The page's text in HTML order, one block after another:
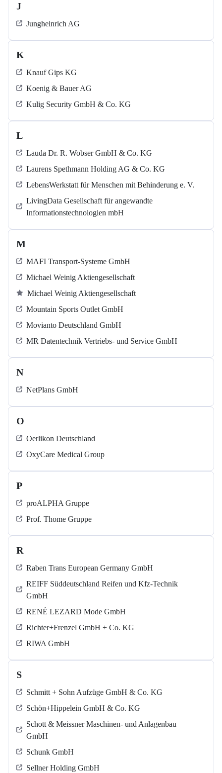
J
Jungheinrich AG
K
Knauf Gips KG
Koenig & Bauer AG
Kulig Security GmbH & Co. KG
L
Lauda Dr. R. Wobser GmbH & Co. KG
Laurens Spethmann Holding AG & Co. KG
LebensWerkstatt für Menschen mit Behinderung e. V.
LivingData Gesellschaft für angewandte
Informationstechnologien mbH
M
MAFI Transport-Systeme GmbH
Michael Weinig Aktiengesellschaft
Michael Weinig Aktiengesellschaft
Mountain Sports Outlet GmbH
Movianto Deutschland GmbH
MR Datentechnik Vertriebs- und Service GmbH
N
NetPlans GmbH
O
Oerlikon Deutschland
OxyCare Medical Group
P
proALPHA Gruppe
Prof. Thome Gruppe
R
Raben Trans European Germany GmbH
REIFF Süddeutschland Reifen und Kfz-Technik
GmbH
RENÉ LEZARD Mode GmbH
Richter+Frenzel GmbH + Co. KG
RIWA GmbH
S
Schmitt + Sohn Aufzüge GmbH & Co. KG
Schön+Hippelein GmbH & Co. KG
Schott & Meissner Maschinen- und Anlagenbau
GmbH
Schunk GmbH
Sellner Holding GmbH